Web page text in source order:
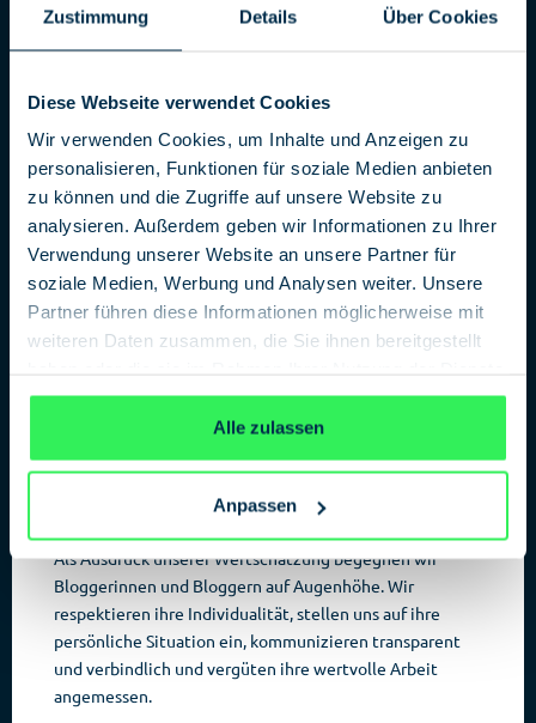
Zustimmung Details Über Cookies
Diese Webseite verwendet Cookies
Wir verwenden Cookies, um Inhalte und Anzeigen zu
personalisieren, Funktionen für soziale Medien anbieten
zu können und die Zugriffe auf unsere Website zu
analysieren. Außerdem geben wir Informationen zu Ihrer
Verwendung unserer Website an unsere Partner für
soziale Medien, Werbung und Analysen weiter. Unsere
Partner führen diese Informationen möglicherweise mit
weiteren Daten zusammen, die Sie ihnen bereitgestellt
gesammelt haben.Datenschutzerklärung
Alle zulassen
Anpassen
cgoogle+
oder besucht uns auf:
rYouTube
Blogger Kodex
Bloggerinnen und Blogger sind wichtig. Sie sind gut
schätzen sie als Trendsetter und freuen uns über ihre
ehrliche, oft konstruktive Kritik. Wir arbeiten mit ihnen
Beraterinnen und Berater zusammen.
Als Ausdruck unserer Wertschätzung begegnen wir
Bloggerinnen und Bloggern auf Augenhöhe. Wir
respektieren ihre Individualität, stellen uns auf ihre
persönliche Situation ein, kommunizieren transparent
und verbindlich und vergüten ihre wertvolle Arbeit
angemessen.